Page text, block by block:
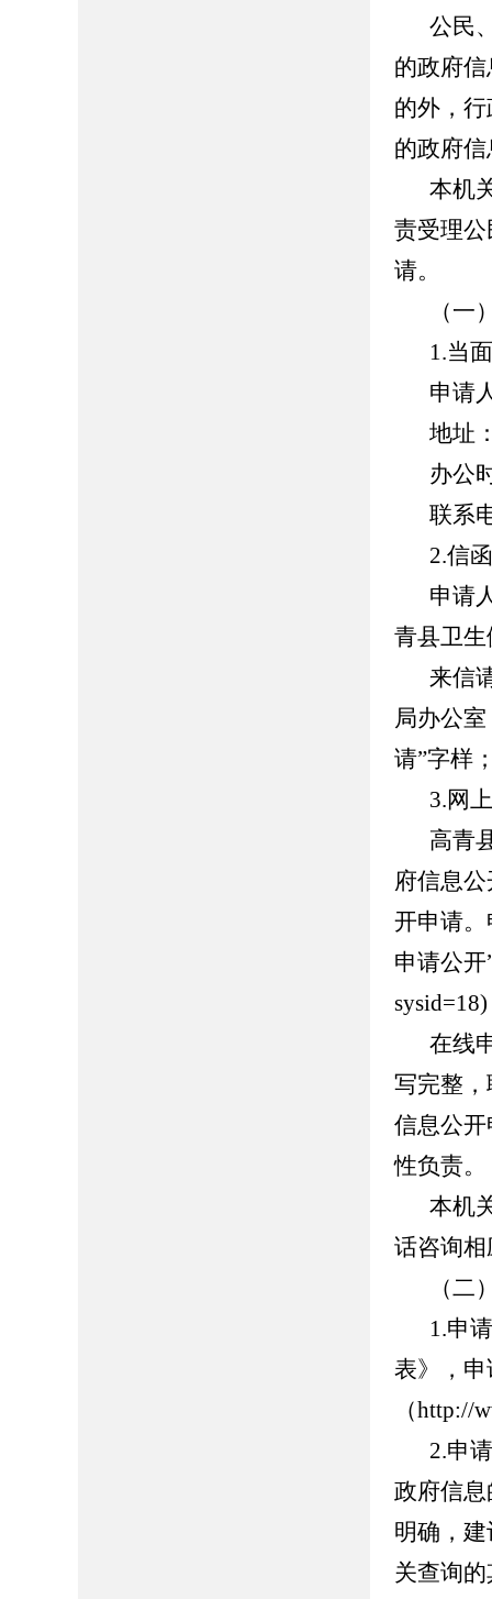
公民
的政府
的外，
的政府
本机
责受理
请。
（一
1.当
申请
地址
办公
联系
2.信
申请
青县卫
来信
局办公
请”字样
3.网
高青
府信息
开申请
申请公开
在线
写完整
信息公
性负责
本机
话咨询
（二
1.申
表》，
（http://
2.申
政府信
明确，
关查询